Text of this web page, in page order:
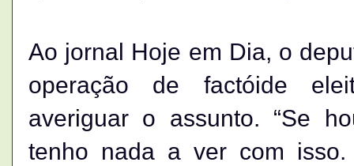
Ao jornal Hoje em Dia, o
operação de factóide
averiguar o assunto. “Se
tenho nada a ver com